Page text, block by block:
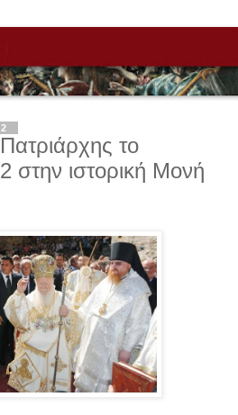
το
στην ιστορική Μονή